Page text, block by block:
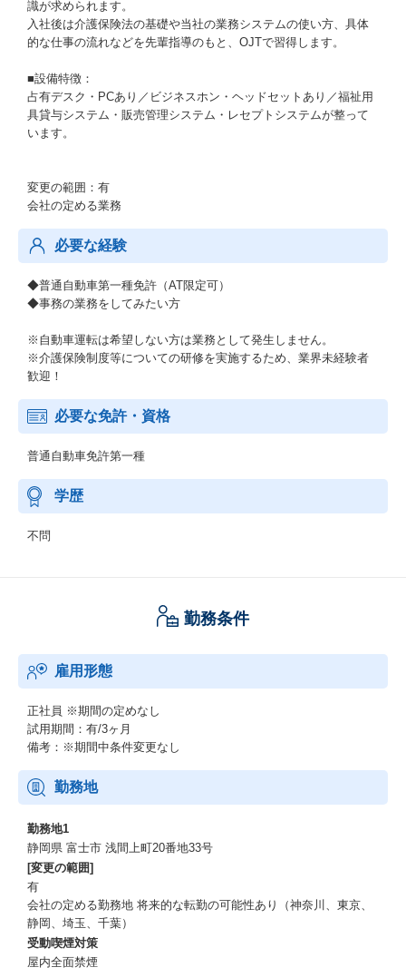
識が求められます。
入社後は介護保険法の基礎や当社の業務システムの使い方、具体
的な仕事の流れなどを先輩指導のもと、OJTで習得します。
■設備特徴：
占有デスク・PCあり／ビジネスホン・ヘッドセットあり／福祉用
具貸与システム・販売管理システム・レセプトシステムが整って
います。
変更の範囲：有
会社の定める業務
必要な経験
◆普通自動車第一種免許（AT限定可）
◆事務の業務をしてみたい方
※自動車運転は希望しない方は業務として発生しません。
※介護保険制度等についての研修を実施するため、業界未経験者
歓迎！
必要な免許・資格
普通自動車免許第一種
学歴
不問
勤務条件
雇用形態
正社員 ※期間の定めなし
試用期間：有/3ヶ月
備考：※期間中条件変更なし
勤務地
勤務地1
静岡県 富士市 浅間上町20番地33号
[変更の範囲]
有
会社の定める勤務地 将来的な転勤の可能性あり（神奈川、東京、
静岡、埼玉、千葉）
受動喫煙対策
屋内全面禁煙